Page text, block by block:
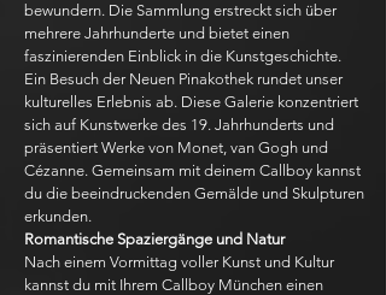
bewundern. Die Sammlung erstreckt sich über
mehrere Jahrhunderte und bietet einen
faszinierenden Einblick in die Kunstgeschichte.
Ein Besuch der Neuen Pinakothek rundet unser
kulturelles Erlebnis ab. Diese Galerie konzentriert
sich auf Kunstwerke des 19. Jahrhunderts und
präsentiert Werke von Monet, van Gogh und
Cézanne. Gemeinsam mit deinem Callboy kannst
du die beeindruckenden Gemälde und Skulpturen
erkunden.
Romantische Spaziergänge und Natur
Nach einem Vormittag voller Kunst und Kultur
kannst du mit Ihrem Callboy München einen